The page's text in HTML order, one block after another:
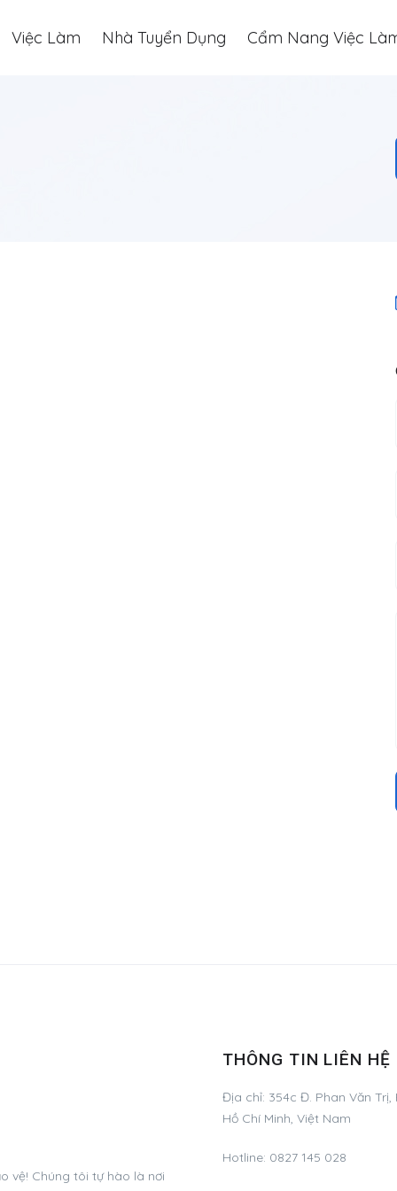
Việc Làm Nhà Tuyển Dụng Cẩm Nang Việc
vệ! Chúng tôi tự hào là nơi
THÔNG TIN LIÊN HỆ
Địa chỉ: 354c Đ. Phan Văn Trị,
Hồ Chí Minh, Việt Nam
Hotline: 0827 145 028